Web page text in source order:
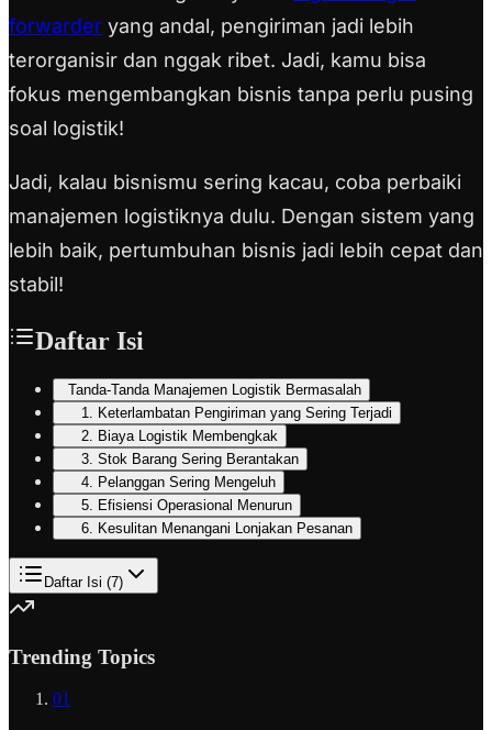
forwarder yang andal, pengiriman jadi lebih
terorganisir dan nggak ribet. Jadi, kamu bisa
fokus mengembangkan bisnis tanpa perlu pusing
soal logistik!
Jadi, kalau bisnismu sering kacau, coba perbaiki
manajemen logistiknya dulu. Dengan sistem yang
lebih baik, pertumbuhan bisnis jadi lebih cepat dan
stabil!
Daftar Isi
Tanda-Tanda Manajemen Logistik Bermasalah
1. Keterlambatan Pengiriman yang Sering Terjadi
2. Biaya Logistik Membengkak
3. Stok Barang Sering Berantakan
4. Pelanggan Sering Mengeluh
5. Efisiensi Operasional Menurun
6. Kesulitan Menangani Lonjakan Pesanan
Daftar Isi (7)
Trending Topics
01